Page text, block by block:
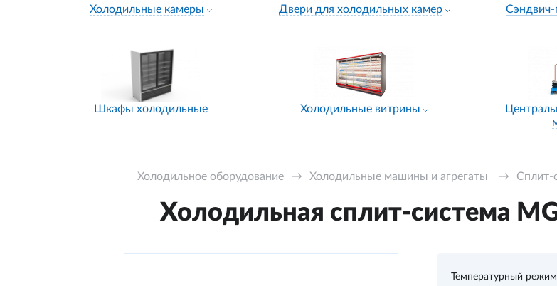
Холодильные камеры Двери для холодильных камер
Шкафы холодильные Холодильные витрины
Холодильное оборудование → Холодильные машины и агрегаты → Сплит-
Холодильная сплит-система
Температурный